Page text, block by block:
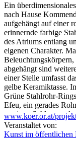
Ein
nach Hause
aufgehängt auf einer
erinnernde farbige
des Atriums entlang
eigenen Charakter.
abgehängt sind
einer Stelle umfasst
gelbe Keramiktasse.
Grüne Stahlrohr-
Efeu, ein gerades
so einen
Formal und farblich
zum Memphis Design
www.koer.or.at/
Veranstaltet von:
Kunst im öffentlichen